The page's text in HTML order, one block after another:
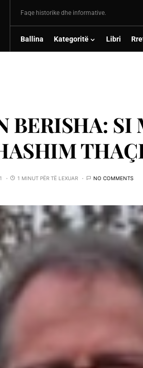
Faqe historike dhe informative.
Ballina Kategoritë Libri
BERISHA: SI
1 MINUT PËR TË LEXUAR NO COMMENTS